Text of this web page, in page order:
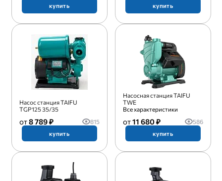
купить
купить
Насос станция TAIFU
TGP125 35/35
8 789 ₽
815
купить
Насосная станция TAIFU
TWE
Все характеристики
11 680 ₽
586
купить